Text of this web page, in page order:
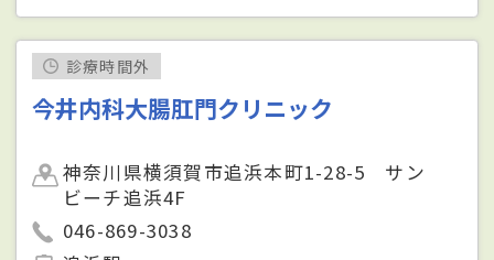
診療時間外
今井内科大腸肛門クリニック
神奈川県横須賀市追浜本町1-28-5 サン
ビーチ追浜4F
046-869-3038